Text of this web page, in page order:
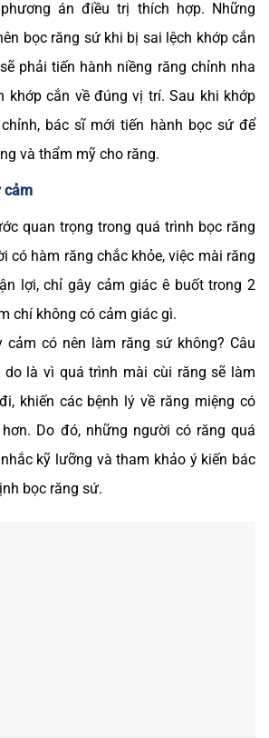
án điều trị thích hợp. Những
bọc răng sứ khi bị sai lệch khớp cắn
phải tiến hành niềng răng chỉnh nha
khớp cắn về đúng vị trí. Sau khi khớp
bác sĩ mới tiến hành bọc sứ để
và thẩm mỹ cho răng.
cảm
quan trọng trong quá trình bọc răng
có hàm răng chắc khỏe, việc mài răng
lợi, chỉ gây cảm giác ê buốt trong 2
chí không có cảm giác gì.
cảm có nên làm răng sứ không? Câu
là vì quá trình mài cùi răng sẽ làm
khiến các bệnh lý về răng miệng có
Do đó, những người có răng quá
kỹ lưỡng và tham khảo ý kiến bác
bọc răng sứ.